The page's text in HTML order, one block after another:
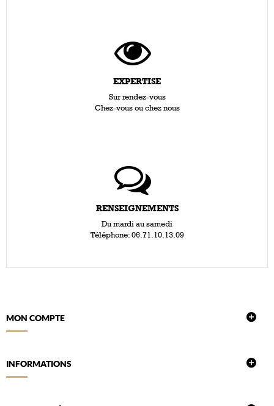
EXPERTISE
Sur rendez-vous
Chez-vous ou chez nous
RENSEIGNEMENTS
Du mardi au samedi
Téléphone: 06.71.10.13.09
MON COMPTE
INFORMATIONS